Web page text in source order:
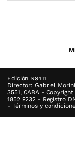
Edición N9411
Director: Gabriel
3551, CABA -
1852 9232 - Registro
- Términos y